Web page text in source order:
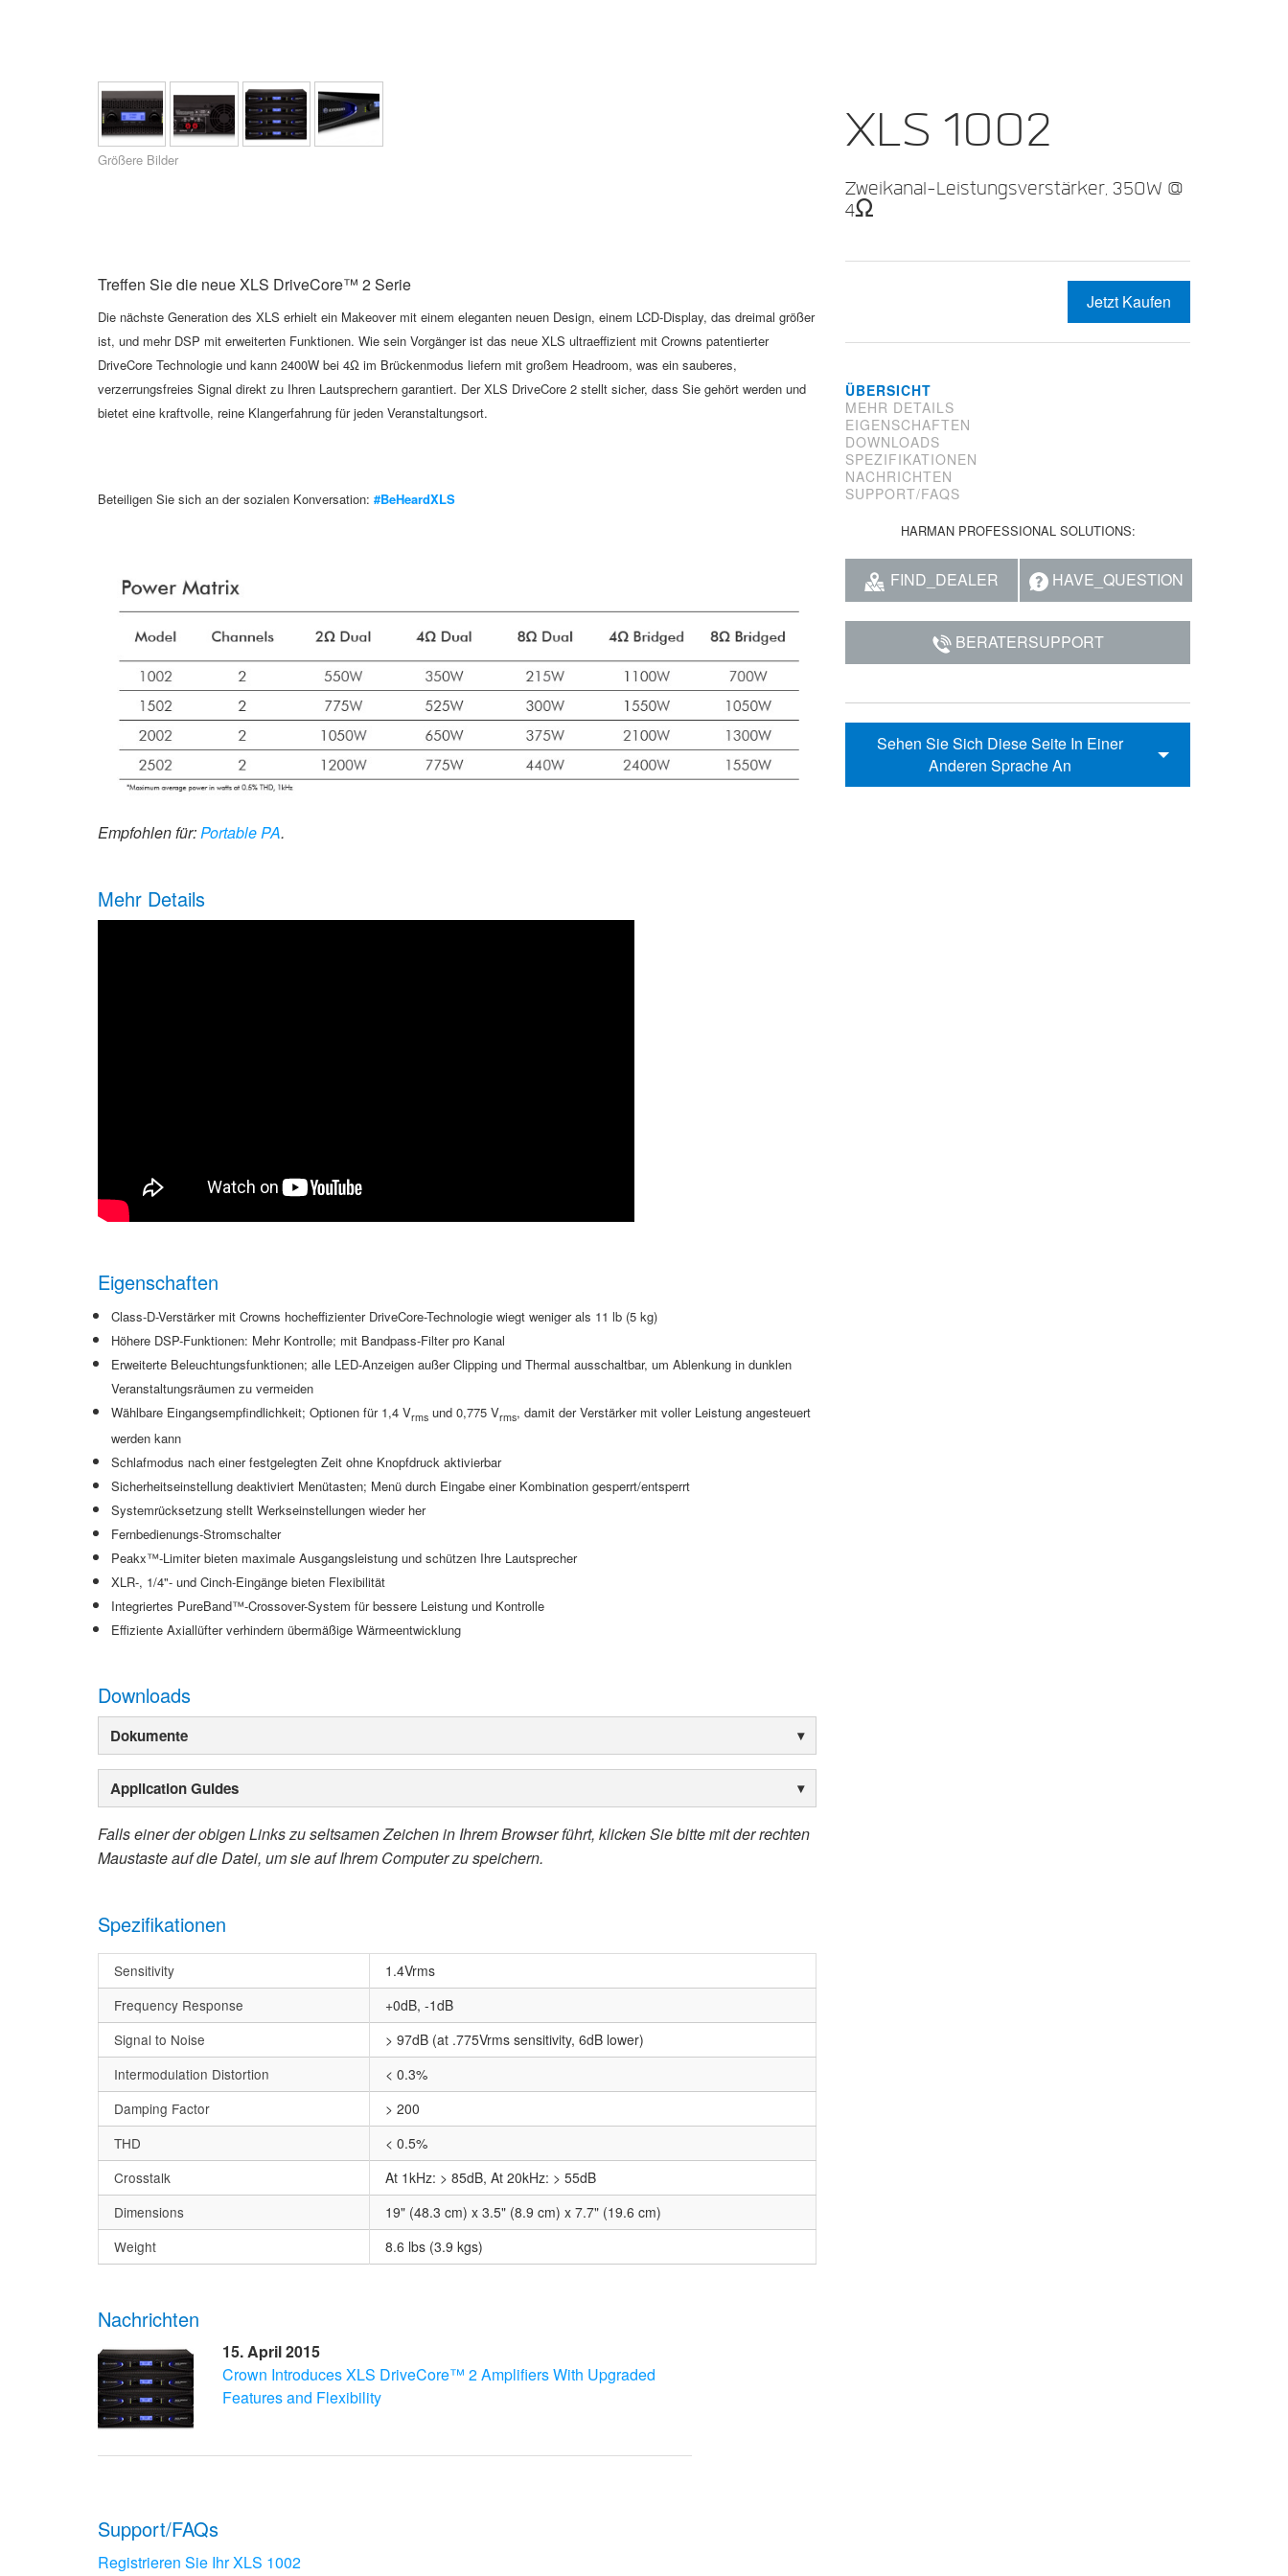
DCi 2|1250N
XLS 2502
XTi 4002
XTi 6002
EOL Box
Eingestellte Produkte
Größere Bilder
Treffen Sie die neue XLS DriveCore™ 2 Serie
Die nächste Generation des XLS erhielt ein Makeover mit einem eleganten neuen Design, einem LCD-Display, das dreimal größer
ist, und mehr DSP mit erweiterten Funktionen. Wie sein Vorgänger ist das neue XLS ultraeffizient mit Crowns patentierter
DriveCore Technologie und kann 2400W bei 4Ω im Brückenmodus liefern mit großem Headroom, was ein sauberes,
verzerrungsfreies Signal direkt zu Ihren Lautsprechern garantiert. Der XLS DriveCore 2 stellt sicher, dass Sie gehört werden und
bietet eine kraftvolle, reine Klangerfahrung für jeden Veranstaltungsort.
Beteiligen Sie sich an der sozialen Konversation: #BeHeardXLS
Empfohlen für:Portable PA.
Mehr Details
Eigenschaften
Class-D-Verstärker mit Crowns hocheffizienter DriveCore-Technologie wiegt weniger als 11 lb (5 kg)
Höhere DSP-Funktionen: Mehr Kontrolle; mit Bandpass-Filter pro Kanal
Erweiterte Beleuchtungsfunktionen; alle LED-Anzeigen außer Clipping und Thermal ausschaltbar, um Ablenkung in dunklen
Veranstaltungsräumen zu vermeiden
Wählbare Eingangsempfindlichkeit; Optionen für 1,4 Vrms und 0,775 Vrms, damit der Verstärker mit voller Leistung angesteuert
werden kann
Schlafmodus nach einer festgelegten Zeit ohne Knopfdruck aktivierbar
Sicherheitseinstellung deaktiviert Menütasten; Menü durch Eingabe einer Kombination gesperrt/entsperrt
Systemrücksetzung stellt Werkseinstellungen wieder her
Fernbedienungs-Stromschalter
Peakx™-Limiter bieten maximale Ausgangsleistung und schützen Ihre Lautsprecher
XLR-, 1/4"- und Cinch-Eingänge bieten Flexibilität
Integriertes PureBand™-Crossover-System für bessere Leistung und Kontrolle
Effiziente Axiallüfter verhindern übermäßige Wärmeentwicklung
Downloads
Dokumente
Application Guides
Falls einer der obigen Links zu seltsamen Zeichen in Ihrem Browser führt, klicken Sie bitte mit der rechten
Maustaste auf die Datei, um sie auf Ihrem Computer zu speichern.
Spezifikationen
Sensitivity
1.4Vrms
Frequency Response
+0dB, -1dB
Signal to Noise
> 97dB (at .775Vrms sensitivity, 6dB lower)
Intermodulation Distortion
< 0.3%
Damping Factor
> 200
THD
< 0.5%
Crosstalk
At 1kHz: > 85dB, At 20kHz: > 55dB
Dimensions
19" (48.3 cm) x 3.5" (8.9 cm) x 7.7" (19.6 cm)
Weight
8.6 lbs (3.9 kgs)
Nachrichten
15. April 2015
Crown Introduces XLS DriveCore™ 2 Amplifiers With Upgraded
Features and Flexibility
Support/FAQs
Registrieren Sie Ihr XLS 1002
XLS 1002
Zweikanal-Leistungsverstärker, 350W @
4Ω
Jetzt Kaufen
ÜBERSICHT
MEHR DETAILS
EIGENSCHAFTEN
DOWNLOADS
SPEZIFIKATIONEN
NACHRICHTEN
SUPPORT/FAQS
HARMAN PROFESSIONAL SOLUTIONS:
FIND_DEALER HAVE_QUESTION
BERATERSUPPORT
Sehen Sie Sich Diese Seite In Einer
Anderen Sprache An